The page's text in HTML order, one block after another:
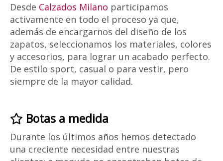
Desde Calzados Milano participamos
activamente en todo el proceso ya que,
además de encargarnos del diseño de los
zapatos, seleccionamos los materiales, colores
y accesorios, para lograr un acabado perfecto.
De estilo sport, casual o para vestir, pero
siempre de la mayor calidad.
Botas a medida
Durante los últimos años hemos detectado
una creciente necesidad entre nuestras